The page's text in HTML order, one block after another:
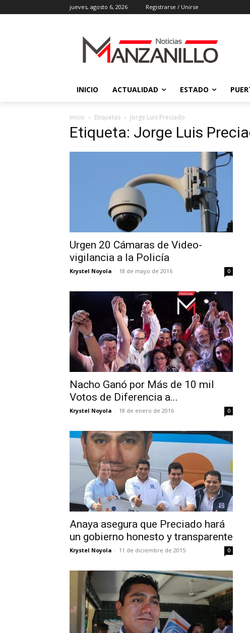
jueves, agosto 6, 2026 Registrarse / Unirse
INICIO ACTUALIDAD ESTADO
Inicio Etiquetas Jorge Luis Preciado
Etiqueta: Jorge Luis
Urgen 20 Cámaras de Video-
vigilancia a la Policía
Krystel Noyola - 18 de mayo de 2016 0
Nacho Ganó por Más de 10 mil
Votos de Diferencia a...
Krystel Noyola - 18 de enero de 2016 0
Anaya asegura que Preciado hará
un gobierno honesto y transparente
Krystel Noyola - 11 de diciembre de 2015 0